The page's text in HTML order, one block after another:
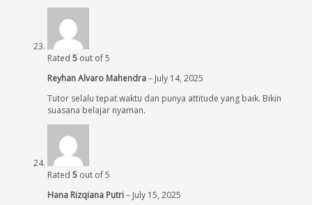
Rated 5 out of 5
Reyhan Alvaro Mahendra– July 14, 2025
Tutor selalu tepat waktu dan punya attitude yang baik. Bikin
suasana belajar nyaman.
Rated 5 out of 5
Hana Rizqiana Putri– July 15, 2025